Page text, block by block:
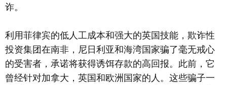
诈。
利用菲律宾的低人工成本和强大的英国技能，欺诈性
投资集团在南非，尼日利亚和海湾国家骗了毫无戒心
的受害者，承诺将获得诱饵存款的高回报。此前，它
曾经针对加拿大，英国和欧洲国家的人。这些骗子一